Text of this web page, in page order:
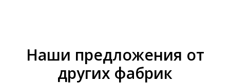
Наши предложения от
других фабрик